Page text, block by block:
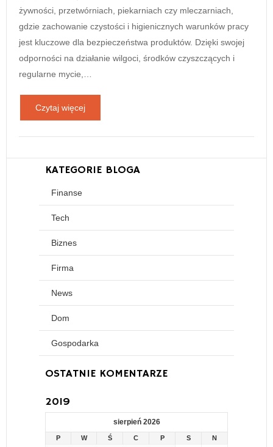
żywności, przetwórniach, piekarniach czy mleczarniach,
gdzie zachowanie czystości i higienicznych warunków pracy
jest kluczowe dla bezpieczeństwa produktów. Dzięki swojej
odporności na działanie wilgoci, środków czyszczących i
regularne mycie,…
Czytaj więcej
KATEGORIE BLOGA
Finanse
Tech
Biznes
Firma
News
Dom
Gospodarka
OSTATNIE KOMENTARZE
2019
sierpień 2026
P W Ś C P S
N